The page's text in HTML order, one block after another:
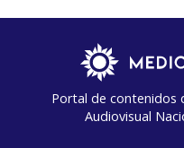
Portal de contenidos
Audiovisual